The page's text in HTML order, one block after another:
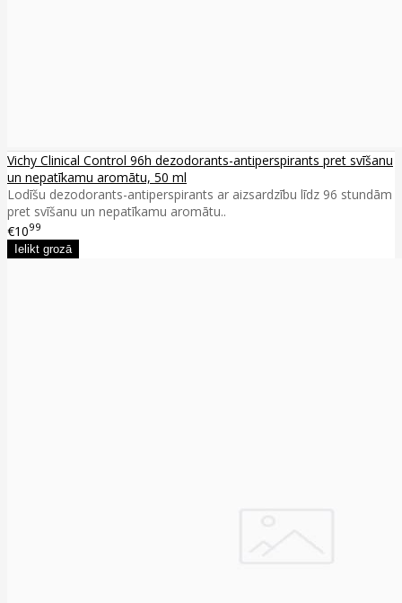
Vichy Clinical Control 96h dezodorants-antiperspirants pret svīšanu
un nepatīkamu aromātu, 50 ml
Lodīšu dezodorants-antiperspirants ar aizsardzību līdz 96 stundām
pret svīšanu un nepatīkamu aromātu..
€1099